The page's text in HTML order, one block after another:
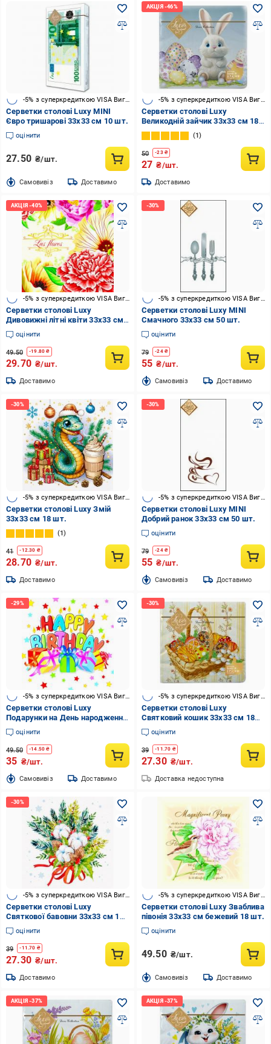
-5% з суперкредиткою VISA Вигода
Серветки столові Luxy MINI
Євро тришарові 33х33 см 10 шт.
оцінити
27.50 ₴/шт.
Cамовивіз Доставимо
Серветки столові Luxy
Великодній зайчик 33х33 см 18
шт.
1
50 -23₴
27 ₴/шт.
Доставимо
-5% з суперкредиткою VISA Вигода
Серветки столові Luxy
Дивовижні літні квіти 33х33 см
мульти 18 шт.
оцінити
49.50 -19.80 ₴
29.70 ₴/шт.
Доставимо
Серветки столові Luxy MINI
Смачного 33х33 см 50 шт.
оцінити
79 -24₴
55 ₴/шт.
Cамовивіз Доставимо
-5% з суперкредиткою VISA Вигода
Серветки столові Luxy Змій
33х33 см 18 шт.
1
41 -12.30 ₴
28.70 ₴/шт.
Доставимо
Серветки столові Luxy MINI
Добрий ранок 33х33 см 50 шт.
оцінити
79 -24₴
55 ₴/шт.
Cамовивіз Доставимо
-5% з суперкредиткою VISA Вигода
Серветки столові Luxy
Подарунки на День народження
33х33 см мульти 18 шт.
оцінити
49.50 -14.50 ₴
35 ₴/шт.
Cамовивіз Доставимо
Серветки столові Luxy
Святковий кошик 33х33 см 18
шт.
оцінити
39 -11.70 ₴
27.30 ₴/шт.
Доставка недоступна
-5% з суперкредиткою VISA Вигода
Серветки столові Luxy
Святкової бавовни 33х33 см 18
шт.
оцінити
39 -11.70 ₴
27.30 ₴/шт.
Доставимо
Серветки столові Luxy Зваблива
півонія 33х33 см бежевий 18 шт.
оцінити
49.50 ₴/шт.
Cамовивіз Доставимо